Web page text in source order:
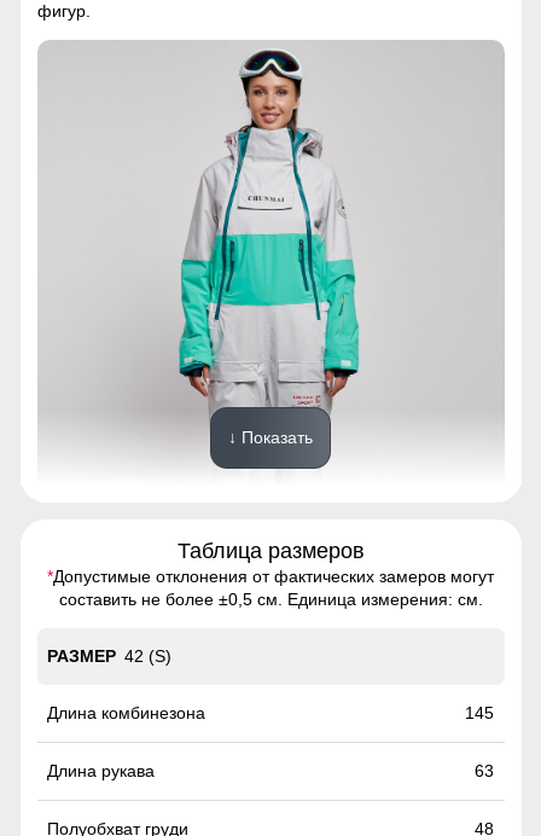
фигур.
Благодаря универсальной комбинезон, комбинезон
подойдет девушкам и женщинам с различным типом
Капюшон надежно защищает от различных внешних
↓ Показать
Таблица размеров
*Допустимые отклонения от фактических замеров могут
составить не более ±0,5 см. Единица измерения: см.
42 (S)
145
63
48